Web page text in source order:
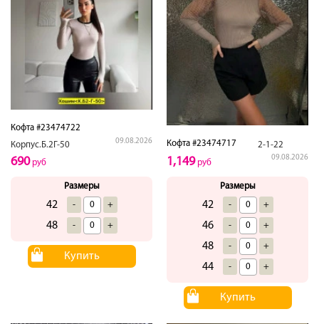
Кофта #23474722
Корпус.Б.2Г-50
09.08.2026
690руб
Размеры
42 - +
48 - +
Купить
Кофта #23474717 2-1-22
09.08.2026
1,149руб
Размеры
42 - +
46 - +
48 - +
44 - +
Купить